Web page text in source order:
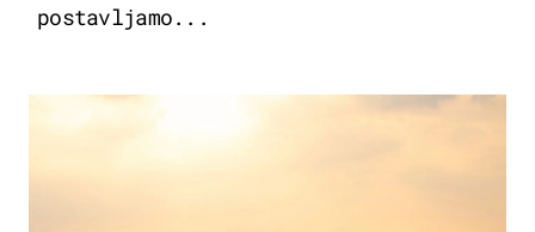
postavljamo...